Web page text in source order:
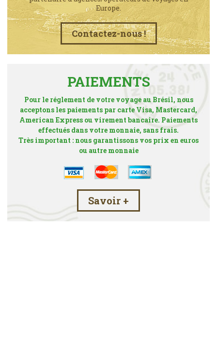
Europe.
Contactez-nous !
PAIEMENTS
Pour le réglement de votre voyage au Brésil, nous
acceptons les paiements par carte Visa, Mastercard,
American Express ou virement bancaire. Paiements
effectués dans votre monnaie, sans frais.
Très important : nous garantissons vos prix en euros
ou autre monnaie
Savoir +